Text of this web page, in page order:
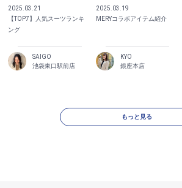
2025.03.21
【TOP7】人気スーツランキ
ング
SAIGO
池袋東口駅前店
2025.03.19
MERYコラボアイテム紹介
KYO
銀座本店
もっと見る